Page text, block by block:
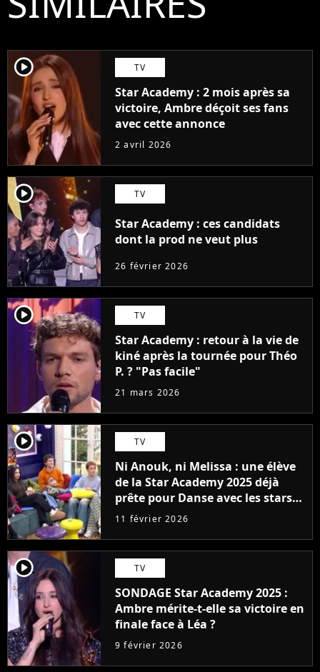
player2 TV
Star Academy : 2 mois après sa
victoire, Ambre déçoit ses fans
avec cette annonce
2 avril 2026
player2 TV
Star Academy : ces candidats
dont la prod ne veut plus
26 février 2026
player2 TV
Star Academy : retour à la vie de
kiné après la tournée pour Théo
P. ? "Pas facile"
21 mars 2026
player2 TV
Ni Anouk, ni Melissa : une élève
de la Star Academy 2025 déjà
prête pour Danse avec les stars
2027
11 février 2026
player2 TV
SONDAGE Star Academy 2025 :
Ambre mérite-t-elle sa victoire en
finale face à Léa ?
9 février 2026